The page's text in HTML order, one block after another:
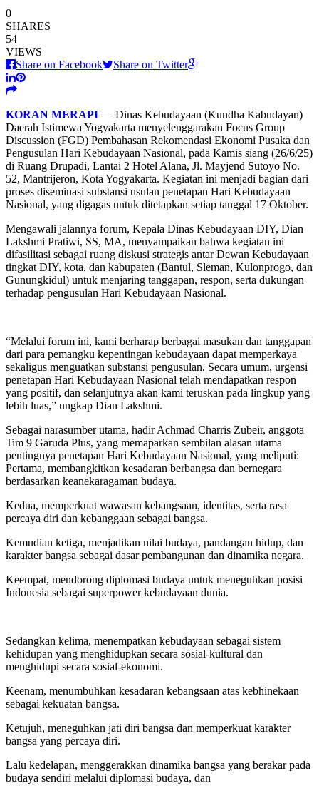
0
SHARES
54
VIEWS
Share on Facebook
Share on Twitter
KORAN MERAPI — Dinas Kebudayaan (Kundha Kabudayan)
Daerah Istimewa Yogyakarta menyelenggarakan Focus Group
Discussion (FGD) Pembahasan Rekomendasi Ekonomi Pusaka dan
Pengusulan Hari Kebudayaan Nasional, pada Kamis siang (26/6/25)
di Ruang Drupadi, Lantai 2 Hotel Alana, Jl. Mayjend Sutoyo No.
52, Mantrijeron, Kota Yogyakarta. Kegiatan ini menjadi bagian dari
proses diseminasi substansi usulan penetapan Hari Kebudayaan
Nasional, yang digagas untuk ditetapkan setiap tanggal 17 Oktober.
Mengawali jalannya forum, Kepala Dinas Kebudayaan DIY, Dian
Lakshmi Pratiwi, SS, MA, menyampaikan bahwa kegiatan ini
difasilitasi sebagai ruang diskusi strategis antar Dewan Kebudayaan
tingkat DIY, kota, dan kabupaten (Bantul, Sleman, Kulonprogo, dan
Gunungkidul) untuk menjaring tanggapan, respon, serta dukungan
terhadap pengusulan Hari Kebudayaan Nasional.
“Melalui forum ini, kami berharap berbagai masukan dan tanggapan
dari para pemangku kepentingan kebudayaan dapat memperkaya
sekaligus menguatkan substansi pengusulan. Secara umum, urgensi
penetapan Hari Kebudayaan Nasional telah mendapatkan respon
yang positif, dan selanjutnya akan kami teruskan pada lingkup yang
lebih luas,” ungkap Dian Lakshmi.
Sebagai narasumber utama, hadir Achmad Charris Zubeir, anggota
Tim 9 Garuda Plus, yang memaparkan sembilan alasan utama
pentingnya penetapan Hari Kebudayaan Nasional, yang meliputi:
Pertama, membangkitkan kesadaran berbangsa dan bernegara
berdasarkan keanekaragaman budaya.
Kedua, memperkuat wawasan kebangsaan, identitas, serta rasa
percaya diri dan kebanggaan sebagai bangsa.
Kemudian ketiga, menjadikan nilai budaya, pandangan hidup, dan
karakter bangsa sebagai dasar pembangunan dan dinamika negara.
Keempat, mendorong diplomasi budaya untuk meneguhkan posisi
Indonesia sebagai superpower kebudayaan dunia.
Sedangkan kelima, menempatkan kebudayaan sebagai sistem
kehidupan yang menghidupkan secara sosial-kultural dan
menghidupi secara sosial-ekonomi.
Keenam, menumbuhkan kesadaran kebangsaan atas kebhinekaan
sebagai kekuatan bangsa.
Ketujuh, meneguhkan jati diri bangsa dan memperkuat karakter
bangsa yang percaya diri.
Lalu kedelapan, menggerakkan dinamika bangsa yang berakar pada
budaya sendiri melalui diplomasi budaya, dan